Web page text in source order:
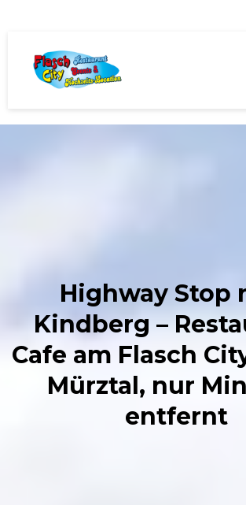
Highway Stop
Kindberg –
Cafe am Flasch
Mürztal, nur
entfernt